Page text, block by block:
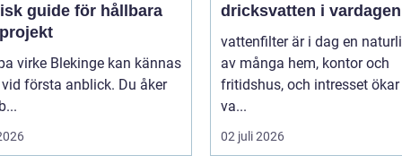
guide för hållbara
virke Blekinge kan kännas
första anblick. Du åker
dricksvatten i vardagen
vattenfilter är i dag en
av många hem, kontor och
fritidshus, och intresset
va...
02 juli 2026